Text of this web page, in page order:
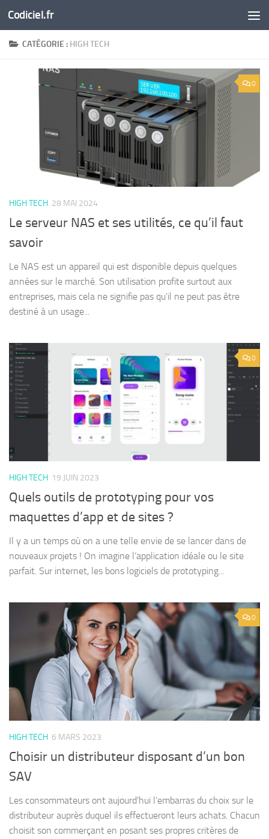
Skip to content
Codiciel.fr
CATÉGORIE : HIGH TECH
0
HIGH TECH 28 MAI 2024
Le serveur NAS et ses utilités, ce qu’il faut
savoir
Le NAS est un appareil qui est disponible depuis quelques
années sur le marché. Son utilisation profite surtout aux
entreprises, mais cela ne signifie pas qu’il ne peut pas être
destiné à un usage...
0
HIGH TECH 19 JUIN 2023
Quels outils de prototyping pour vos
maquettes d’app et de sites ?
Il y a un temps où on a une telle envie de se lancer dans de
nouveaux projets ! On imagine l’application idéale ou le site
parfait. Sur internet, les bons logiciels de prototyping...
0
HIGH TECH 6 MARS 2023
Choisir un distributeur disposant d’un bon
SAV
Les consommateurs ont aujourd’hui l’embarras du choix sur le
distributeur auprès duquel ils effectueront leurs achats. Chacun
choisit son commerçant en posant ses propres critères de